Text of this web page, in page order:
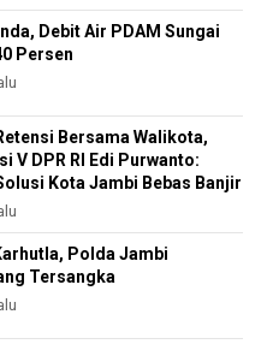
Debit Air PDAM Sungai
Persen
Bersama Walikota,
V DPR RI Edi Purwanto:
Kota Jambi Bebas Banjir
Polda Jambi
Tersangka